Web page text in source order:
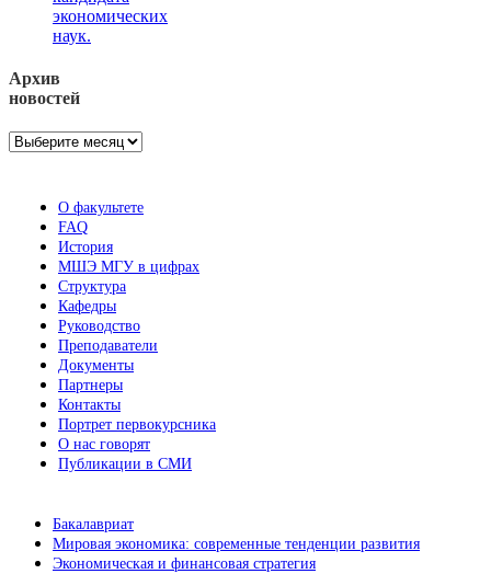
экономических
наук.
Архив
новостей
Архив
О факультете
FAQ
История
МШЭ МГУ в цифрах
Структура
Кафедры
Руководство
Преподаватели
Документы
Партнеры
Контакты
Портрет первокурсника
О нас говорят
Публикации в СМИ
Бакалавриат
Мировая экономика: современные тенденции развития
Экономическая и финансовая стратегия